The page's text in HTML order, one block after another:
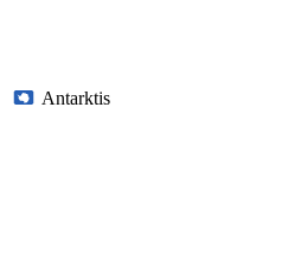
Antarktis